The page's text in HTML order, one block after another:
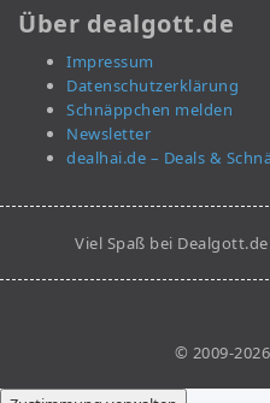
Über dealgott.de
Impressum
Datenschutzerklärung
Schnäppchen melden
Newsletter
dealhai.de – Deals &
Viel Spaß bei
© 2009-